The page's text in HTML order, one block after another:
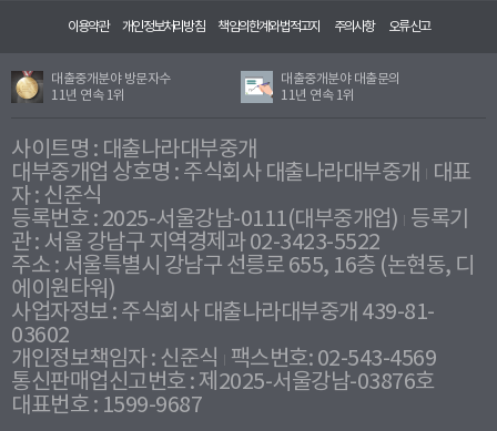
이용약관 개인정보처리방침 책임의한계와법적고지 주의사항 오류신고
대출중개분야 방문자수
11년 연속 1위
대출중개분야 대출문의
11년 연속 1위
사이트명 : 대출나라대부중개
대부중개업 상호명 : 주식회사 대출나라대부중개
대표
자 : 신준식
등록번호 : 2025-서울강남-0111(대부중개업) 등록기
관 : 서울 강남구 지역경제과 02-3423-5522
주소 : 서울특별시 강남구 선릉로 655, 16층 (논현동, 디
에이원타워)
사업자정보 : 주식회사 대출나라대부중개 439-81-
03602
개인정보책임자 : 신준식
팩스번호: 02-543-4569
통신판매업신고번호 : 제2025-서울강남-03876호
대표번호 : 1599-9687